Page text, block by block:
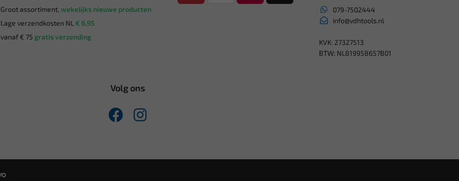
Groot assortiment, wekelijks nieuwe producten
Lage verzendkosten NL € 6,95
vanaf € 75 gratis verzending
079-7502444
info@vdhtools.nl
KVK: 27327513
BTW: NL819958657B01
Volg ons